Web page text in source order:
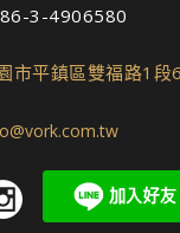
3-4906580
市平鎮區雙福路1段